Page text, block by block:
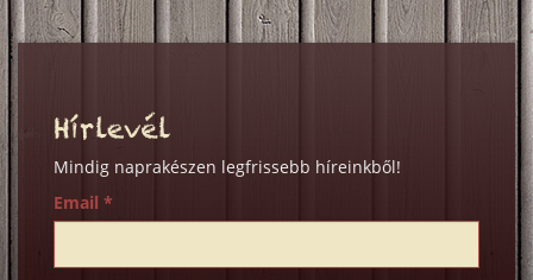
Hírlevél
Mindig naprakészen legfrissebb híreinkből!
Email *